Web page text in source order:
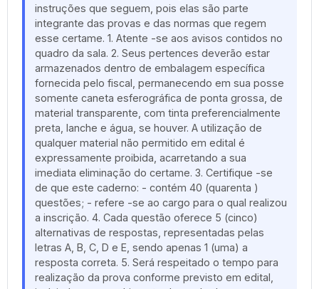
instruções que seguem, pois elas são parte
integrante das provas e das normas que regem
esse certame. 1. Atente -se aos avisos contidos no
quadro da sala. 2. Seus pertences deverão estar
armazenados dentro de embalagem específica
fornecida pelo fiscal, permanecendo em sua posse
somente caneta esferográfica de ponta grossa, de
material transparente, com tinta preferencialmente
preta, lanche e água, se houver. A utilização de
qualquer material não permitido em edital é
expressamente proibida, acarretando a sua
imediata eliminação do certame. 3. Certifique -se
de que este caderno: - contém 40 (quarenta )
questões; - refere -se ao cargo para o qual realizou
a inscrição. 4. Cada questão oferece 5 (cinco)
alternativas de respostas, representadas pelas
letras A, B, C, D e E, sendo apenas 1 (uma) a
resposta correta. 5. Será respeitado o tempo para
realização da prova conforme previsto em edital,